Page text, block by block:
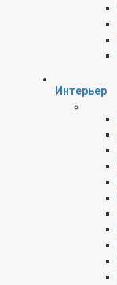
Интерьер